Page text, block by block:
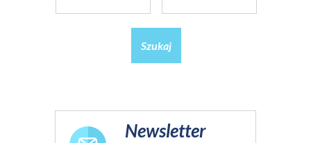
Szukaj
Newsletter